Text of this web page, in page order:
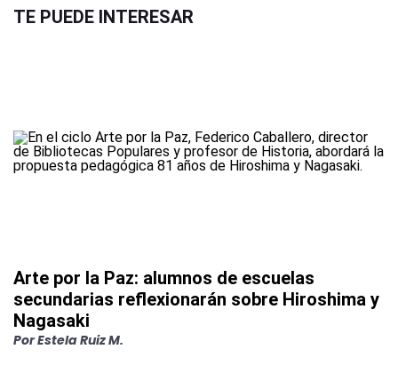
TE PUEDE INTERESAR
Arte por la Paz: alumnos de escuelas
secundarias reflexionarán sobre Hiroshima y
Nagasaki
PorEstela Ruiz M.